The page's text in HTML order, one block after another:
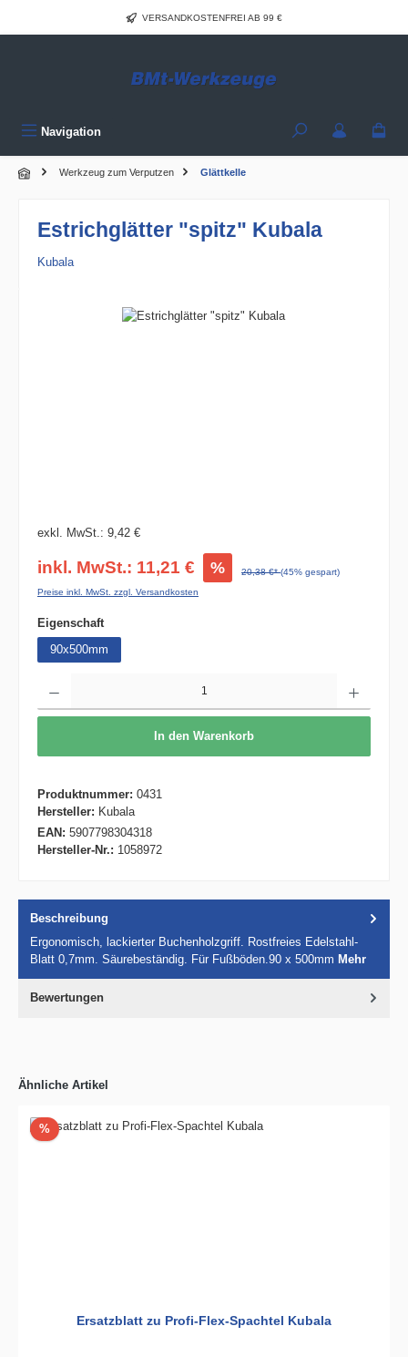
Zum Hauptinhalt springenVERSANDKOSTENFREI AB 99 €
Navigation
Werkzeug zum Verputzen Glättkelle
Estrichglätter "spitz" Kubala
Kubala
Bildergalerie überspringen
exkl. MwSt.: 9,42 €
inkl. MwSt.: 11,21 € % 20,38 €*(45% gespart)
Preise inkl. MwSt. zzgl. Versandkosten
Eigenschaftauswählen
90x500mm
In den Warenkorb
Produktnummer: 0431
Hersteller: Kubala
EAN: 5907798304318
Hersteller-Nr.: 1058972
Beschreibung
Ergonomisch, lackierter Buchenholzgriff. Rostfreies Edelstahl-
Blatt 0,7mm. Säurebeständig. Für Fußböden.90 x 500mm Mehr
Bewertungen
Ähnliche Artikel
%Rabatt
Ersatzblatt zu Profi-Flex-Spachtel Kubala